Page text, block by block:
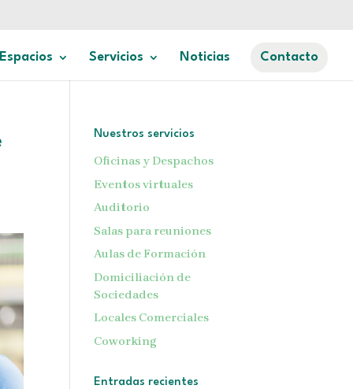
Espacios Servicios Noticias Contacto
Nuestros servicios
Oficinas y Despachos
Eventos virtuales
Auditorio
Salas para reuniones
Aulas de Formación
Domiciliación de
Sociedades
Locales Comerciales
Coworking
Entradas recientes